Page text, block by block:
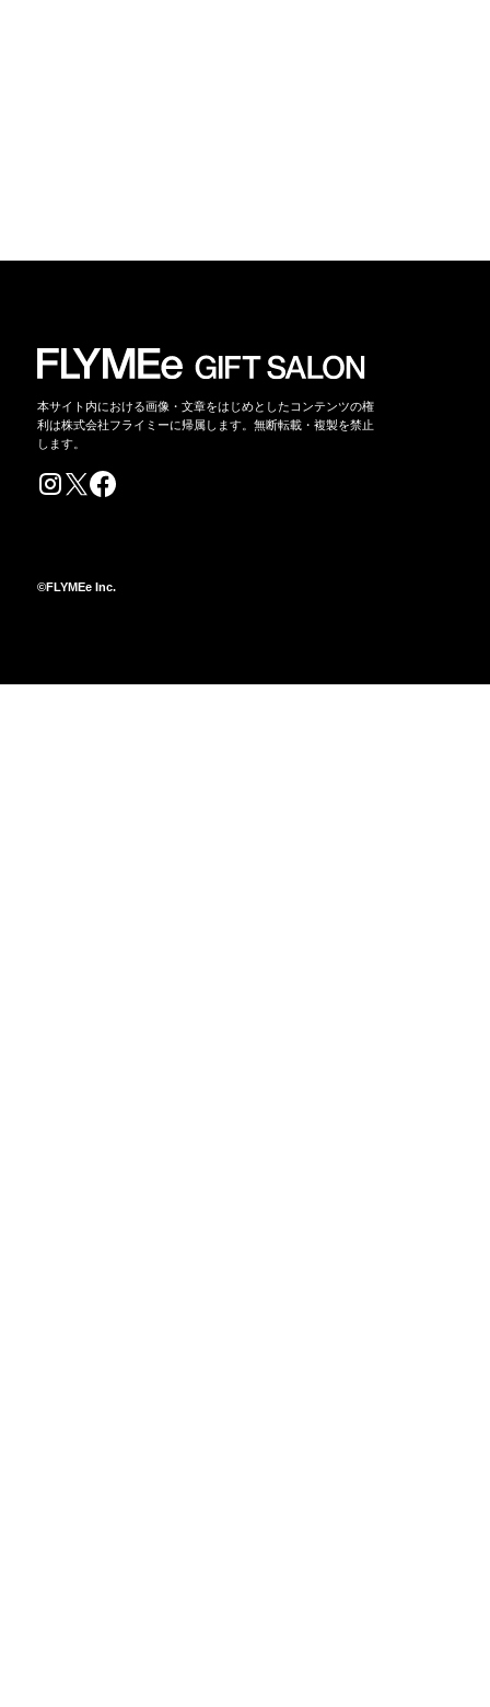
本サイト内における画像・文章をはじめとしたコンテンツの権
利は株式会社フライミーに帰属します。無断転載・複製を禁止
します。
©FLYMEe Inc.